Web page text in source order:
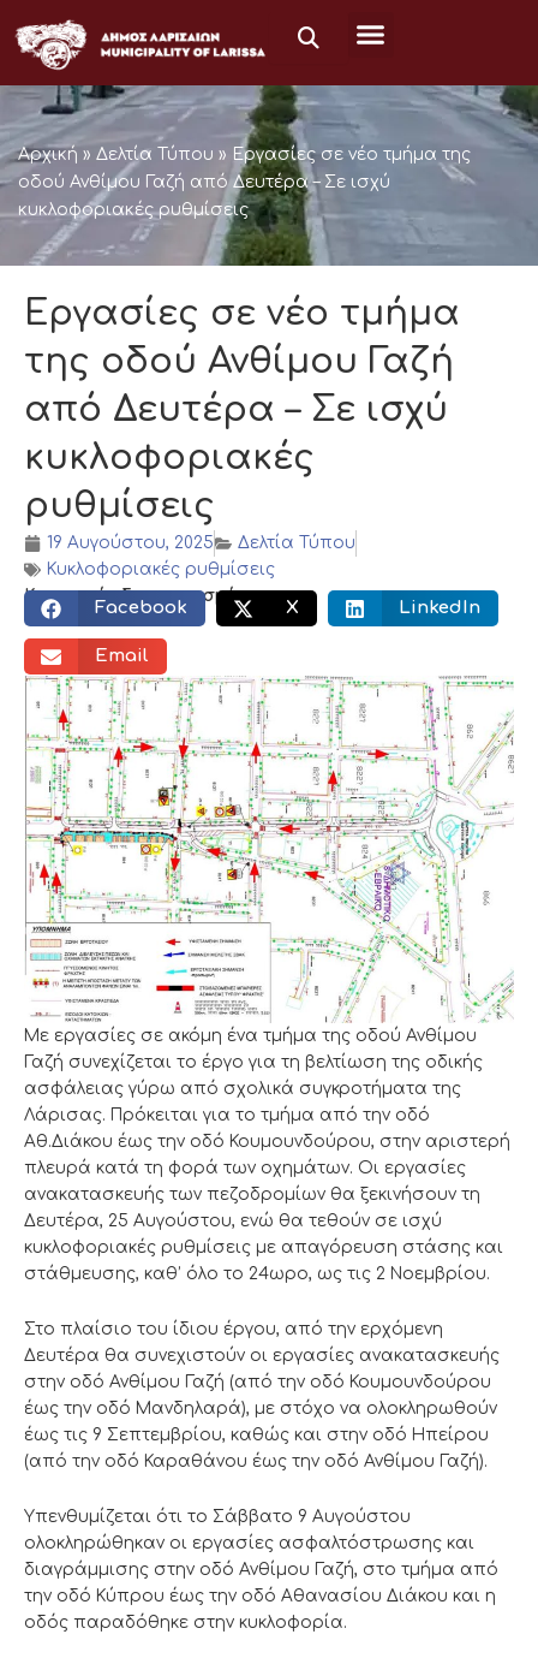
στο
περιεχόμενο
Αρχική » Δελτία Τύπου » Εργασίες σε νέο τμήμα της
οδού Ανθίμου Γαζή από Δευτέρα – Σε ισχύ
κυκλοφοριακές ρυθμίσεις
Εργασίες σε νέο τμήμα
της οδού Ανθίμου Γαζή
από Δευτέρα – Σε ισχύ
κυκλοφοριακές
ρυθμίσεις
19 Αυγούστου, 2025
Δελτία Τύπου
Κυκλοφοριακές ρυθμίσεις
Κοινωνικός διαμοιρασμός:
Facebook X LinkedIn
Email
Με εργασίες σε ακόμη ένα τμήμα της οδού Ανθίμου
Γαζή συνεχίζεται το έργο για τη βελτίωση της οδικής
ασφάλειας γύρω από σχολικά συγκροτήματα της
Λάρισας. Πρόκειται για το τμήμα από την οδό
Αθ.Διάκου έως την οδό Κουμουνδούρου, στην αριστερή
πλευρά κατά τη φορά των οχημάτων. Οι εργασίες
ανακατασκευής των πεζοδρομίων θα ξεκινήσουν τη
Δευτέρα, 25 Αυγούστου, ενώ θα τεθούν σε ισχύ
κυκλοφοριακές ρυθμίσεις με απαγόρευση στάσης και
στάθμευσης, καθ’ όλο το 24ωρο, ως τις 2 Νοεμβρίου.
Στο πλαίσιο του ίδιου έργου, από την ερχόμενη
Δευτέρα θα συνεχιστούν οι εργασίες ανακατασκευής
στην οδό Ανθίμου Γαζή (από την οδό Κουμουνδούρου
έως την οδό Μανδηλαρά), με στόχο να ολοκληρωθούν
έως τις 9 Σεπτεμβρίου, καθώς και στην οδό Ηπείρου
(από την οδό Καραθάνου έως την οδό Ανθίμου Γαζή).
Υπενθυμίζεται ότι το Σάββατο 9 Αυγούστου
ολοκληρώθηκαν οι εργασίες ασφαλτόστρωσης και
διαγράμμισης στην οδό Ανθίμου Γαζή, στο τμήμα από
την οδό Κύπρου έως την οδό Αθανασίου Διάκου και η
οδός παραδόθηκε στην κυκλοφορία.